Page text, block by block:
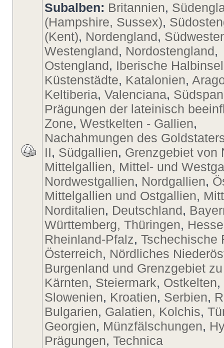
Subalben: Britannien,
(Hampshire, Sussex),
(Kent), Nordengland,
Westengland, Nordostengland,
Ostengland, Iberische Halbinsel
Küstenstädte, Katalonien,
Keltiberia, Valenciana,
Prägungen der lateinisch
Zone, Westkelten - Gallien,
Nachahmungen des
II, Südgallien, Grenzgebiet von
Mittelgallien, Mittel- und
Nordwestgallien, Nordgallien,
Mittelgallien und Ostgallien,
Norditalien, Deutschland,
Württemberg, Thüringen,
Rheinland-Pfalz, Tschechische
Österreich, Nördliches
Burgenland und Grenzgebiet
Kärnten, Steiermark, Ostkelten,
Slowenien, Kroatien, Serbien,
Bulgarien, Galatien, Kolchis,
Georgien, Münzfälschungen,
Prägungen, Technica